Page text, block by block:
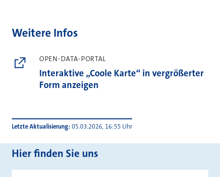
Weitere Infos
OPEN-DATA-PORTAL
Interaktive „Coole Karte“ in vergrößerter
Form anzeigen
Letzte Aktualisierung 05.03.2026, 16:55 Uhr
Hier finden Sie uns